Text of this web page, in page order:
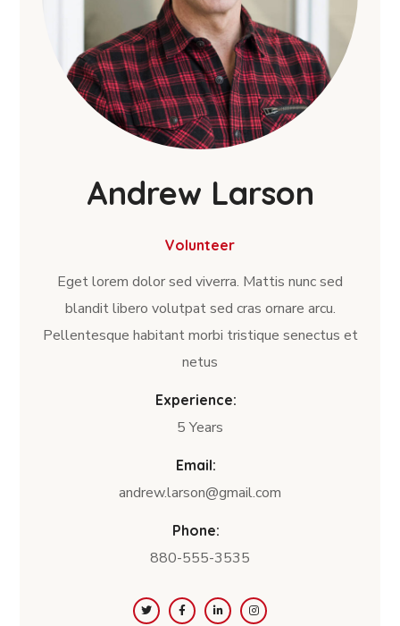
Andrew Larson
Volunteer
Eget lorem dolor sed viverra. Mattis nunc sed
blandit libero volutpat sed cras ornare arcu.
Pellentesque habitant morbi tristique senectus et
netus
Experience:
5 Years
Email:
andrew.larson@gmail.com
Phone:
880-555-3535